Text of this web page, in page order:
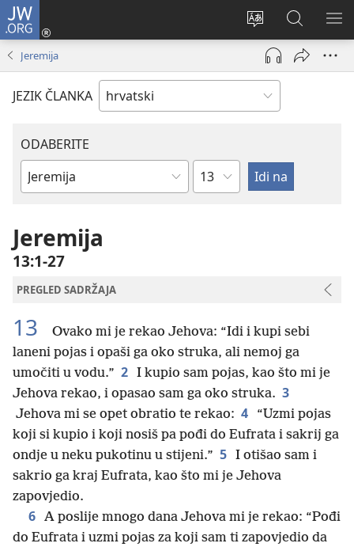
JW.ORG
Promijeni
jezik
Prijava
(otvara
prozor)
JW.ORG
|
Pretraga
Jeremija
JEZIK ČLANKA
ODABERITE
Biblijska
Poglavlje
Jeremija
13:1-27
PREGLED SADRŽAJA
13
Ovako mi je rekao Jehova: “Idi i kupi sebi
laneni pojas i opaši ga oko struka, ali nemoj ga
umočiti u vodu.” 2 I kupio sam pojas, kao što mi je
Jehova rekao, i opasao sam ga oko struka. 3
Jehova mi se opet obratio te rekao: 4
“Uzmi pojas
koji si kupio i koji nosiš pa pođi do Eufrata i sakrij ga
ondje u neku pukotinu u stijeni.” 5 I otišao sam i
sakrio ga kraj Eufrata, kao što mi je Jehova
zapovjedio.
6 A poslije mnogo dana Jehova mi je rekao: “Pođi
do Eufrata i uzmi pojas za koji sam ti zapovjedio da